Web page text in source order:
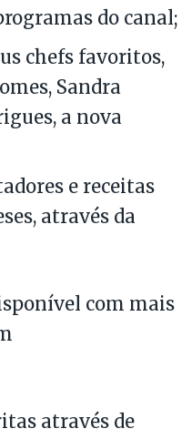
do canal;
chefs favoritos,
Sandra
a nova
e receitas
através da
com mais
através de